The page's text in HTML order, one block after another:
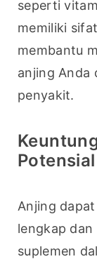
seperti
memiliki
membantu
anjing Anda
penyakit.
Anjing
lengkap dan
suplemen